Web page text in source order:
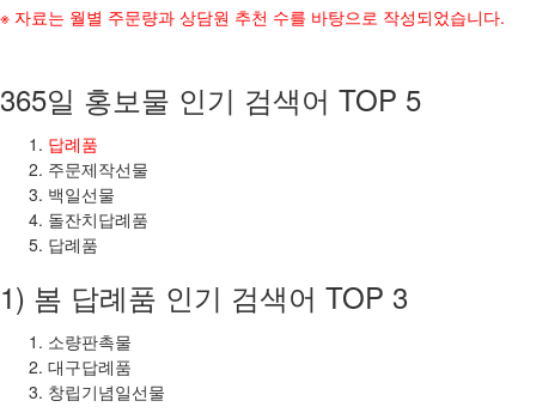
※ 자료는 월별 주문량과 상담원 추천 수를 바탕으로 작성되었습니다.
365일 홍보물 인기 검색어 TOP 5
답례품
주문제작선물
백일선물
돌잔치답례품
답례품
1) 봄 답례품 인기 검색어 TOP 3
소량판촉물
대구답례품
창립기념일선물